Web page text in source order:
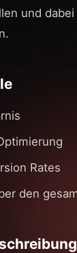
und dabei
Rates
den